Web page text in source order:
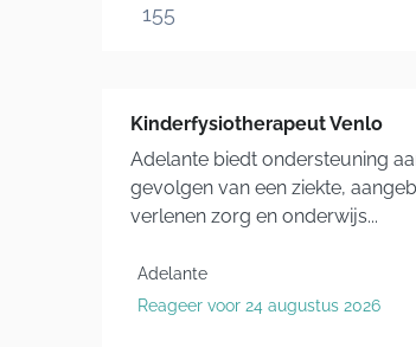
155
Kinderfysiotherapeut Venlo
Adelante biedt ondersteuning
gevolgen van een ziekte,
verlenen zorg en onderwijs...
Adelante
Reageer voor 24 augustus 2026